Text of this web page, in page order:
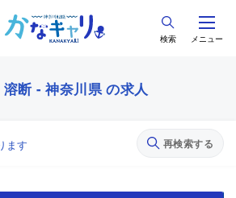
検索 メニュー
断 - 神奈川県 の求人
ます 再検索する